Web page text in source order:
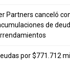
Partners canceló
de
por $771.712